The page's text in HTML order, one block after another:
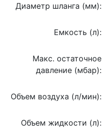
Диаметр шланга (мм):
Емкость (л):
Макс. остаточное
давление (мбар):
Объем воздуха (л/мин):
Объем жидкости (л):